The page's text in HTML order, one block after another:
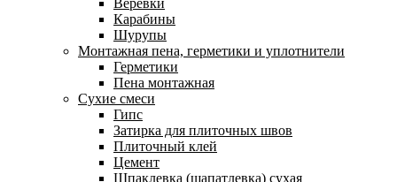
Карабины
Шурупы
Монтажная пена, герметики и уплотнители
Герметики
Пена монтажная
Сухие смеси
Гипс
Затирка для плиточных швов
Плиточный клей
Цемент
Шпаклевка (шапатлевка) сухая